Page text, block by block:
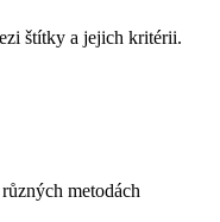
štítky a jejich kritérii.
metodách